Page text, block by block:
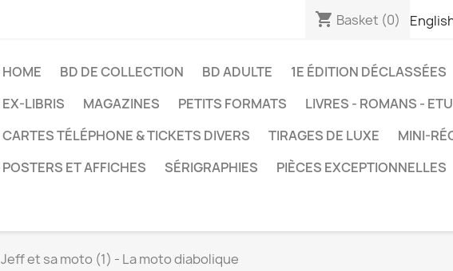
shopping_cart Basket (0)
HOME BD DE COLLECTION BD ADULTE 1E ÉDITION DÉCLASSÉES
EX-LIBRIS
MAGAZINES PETITS FORMATS LIVRES - ROMANS -
CARTES TÉLÉPHONE & TICKETS DIVERS
TIRAGES DE LUXE
MINI-
POSTERS ET AFFICHES
SÉRIGRAPHIES PIÈCES EXCEPTIONNELLES
Jeff et sa moto (1) - La moto diabolique